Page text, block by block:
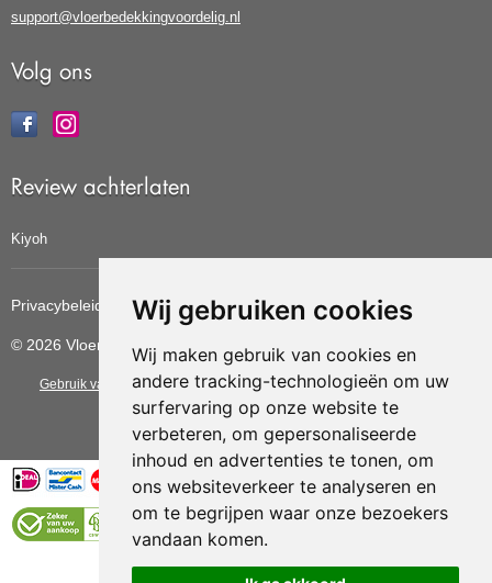
Wij gebruiken cookies
Wij maken gebruik van cookies en
andere tracking-technologieën om uw
surfervaring op onze website te
verbeteren, om gepersonaliseerde
inhoud en advertenties te tonen, om
ons websiteverkeer te analyseren en
om te begrijpen waar onze bezoekers
vandaan komen.
support@vloerbedekkingvoordelig.nl
Volg ons
Review achterlaten
Kiyoh
Privacybeleid Cookiebeleid Update cookies voorkeuren
© 2026 Vloerbedekkingvoordelig
Gebruik van deze site betekent dat u dealgemene voorwaarden van CBW
Vloerenvoordelig.nl is een onderdeel van